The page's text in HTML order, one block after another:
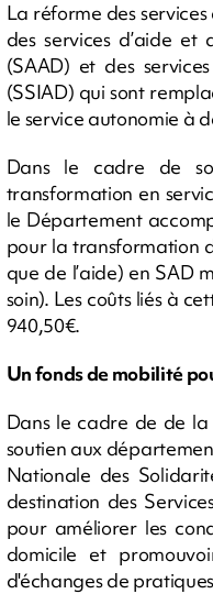
La réforme des
des services d’aide et
(SAAD) et des
(SSIAD) qui sont
le service autonomie à
Dans le cadre de
transformation en
le Département
pour la transformation
que de l’aide) en SAD
soin). Les coûts liés à
940,50€.
Un fonds de mobilité
Dans le cadre de de
soutien aux
Nationale des
destination des
pour améliorer les
domicile et
d'échanges de